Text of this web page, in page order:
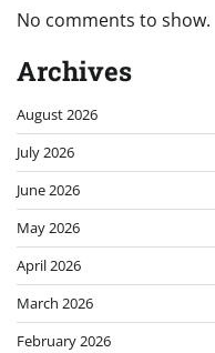
No comments to show.
Archives
August 2026
July 2026
June 2026
May 2026
April 2026
March 2026
February 2026